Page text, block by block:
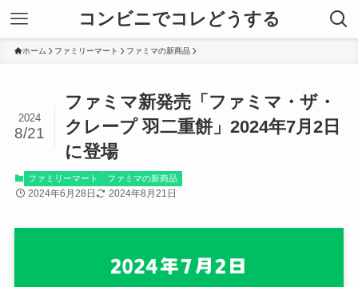
コンビニでコレどうする
ホーム ファミリーマート ファミマの新商品
ファミマ新発売「ファミマ・ザ・
クレープ 羽二重餅」2024年7月2日
に登場
2024
8/21
ファミリーマート ファミマの新商品
2024年6月28日 2024年8月21日